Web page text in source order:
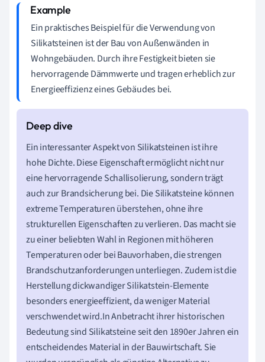
Ein praktisches Beispiel für die Verwendung von
Silikatsteinen ist der Bau von Außenwänden in
Wohngebäuden. Durch ihre Festigkeit bieten sie
hervorragende Dämmwerte und tragen erheblich zur
Energieeffizienz eines Gebäudes bei.
Ein interessanter Aspekt von Silikatsteinen ist ihre
hohe Dichte. Diese Eigenschaft ermöglicht nicht nur
eine hervorragende Schallisolierung, sondern trägt
auch zur Brandsicherung bei. Die Silikatsteine können
extreme Temperaturen überstehen, ohne ihre
strukturellen Eigenschaften zu verlieren. Das macht sie
zu einer beliebten Wahl in Regionen mit höheren
Temperaturen oder bei Bauvorhaben, die strengen
Brandschutzanforderungen unterliegen. Zudem ist die
Herstellung dickwandiger Silikatstein-Elemente
besonders energieeffizient, da weniger Material
verschwendet wird.In Anbetracht ihrer historischen
Bedeutung sind Silikatsteine seit den 1890er Jahren ein
entscheidendes Material in der Bauwirtschaft. Sie